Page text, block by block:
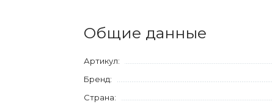
Общие данные
Артикул:
Бренд:
Страна: